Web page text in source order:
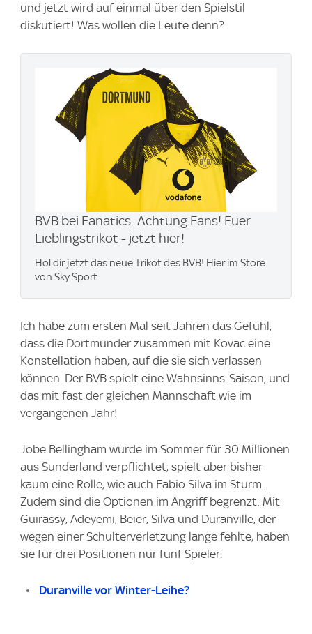
und jetzt wird auf einmal über den Spielstil
diskutiert! Was wollen die Leute denn?
BVB bei Fanatics: Achtung Fans! Euer
Lieblingstrikot - jetzt hier!
Hol dir jetzt das neue Trikot des BVB! Hier im Store
von Sky Sport.
Ich habe zum ersten Mal seit Jahren das Gefühl,
dass die Dortmunder zusammen mit Kovac eine
Konstellation haben, auf die sie sich verlassen
können. Der BVB spielt eine Wahnsinns-Saison, und
das mit fast der gleichen Mannschaft wie im
vergangenen Jahr!
Jobe Bellingham wurde im Sommer für 30 Millionen
aus Sunderland verpflichtet, spielt aber bisher
kaum eine Rolle, wie auch Fabio Silva im Sturm.
Zudem sind die Optionen im Angriff begrenzt: Mit
Guirassy, Adeyemi, Beier, Silva und Duranville, der
wegen einer Schulterverletzung lange fehlte, haben
sie für drei Positionen nur fünf Spieler.
Duranville vor Winter-Leihe?